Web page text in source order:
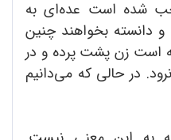
شده است عده‌ای به
دانسته بخواهند چنین
است زن پشت پرده و در
در حالی که می‌دانیم